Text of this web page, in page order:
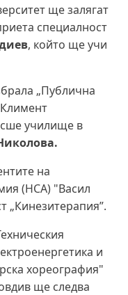
ще залягат
специалност
, който ще учи
„Публична
училище в
на
(НСА) "Васил
„Кинезитерапия”.
и
хореография"
ще следва